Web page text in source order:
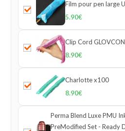
Film pour pen large
5.90€
Clip Cord
8.90€
Charlotte x100
8.90€
Perma Blend Luxe PMU
PreModified Set - Ready